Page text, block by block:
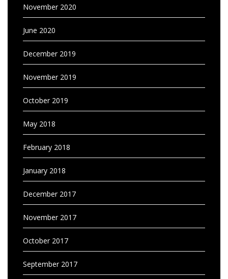
November 2020
June 2020
December 2019
November 2019
October 2019
May 2018
February 2018
January 2018
December 2017
November 2017
October 2017
September 2017